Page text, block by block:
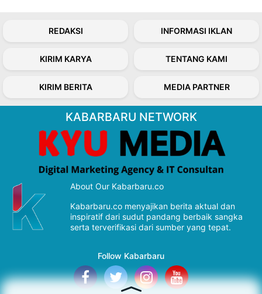
REDAKSI INFORMASI IKLAN
KIRIM KARYA TENTANG KAMI
KIRIM BERITA MEDIA PARTNER
KABARBARU NETWORK
About Our Kabarbaru.co
Kabarbaru.co menyajikan berita aktual dan
inspiratif dari sudut pandang berbaik sangka
serta terverifikasi dari sumber yang tepat.
Follow Kabarbaru